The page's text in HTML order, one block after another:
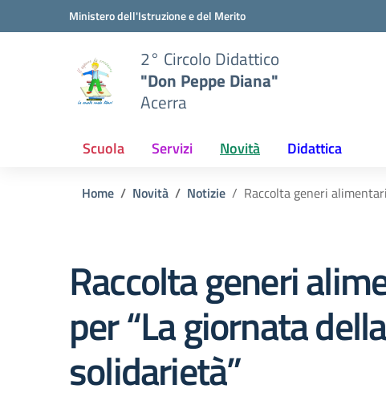
Vai ai contenuti
Vai al menu di navigazioneMinistero dell'Istruzione e del Merito
2° Circolo Didattico
"Don Peppe Diana"
Acerra
Scuola Servizi Novità Didattica
Home Novità Notizie Raccolta generi
Raccolta generi
per “La giornata della
solidarietà”